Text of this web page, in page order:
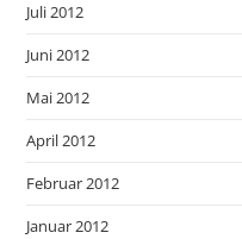
Juli 2012
Juni 2012
Mai 2012
April 2012
Februar 2012
Januar 2012